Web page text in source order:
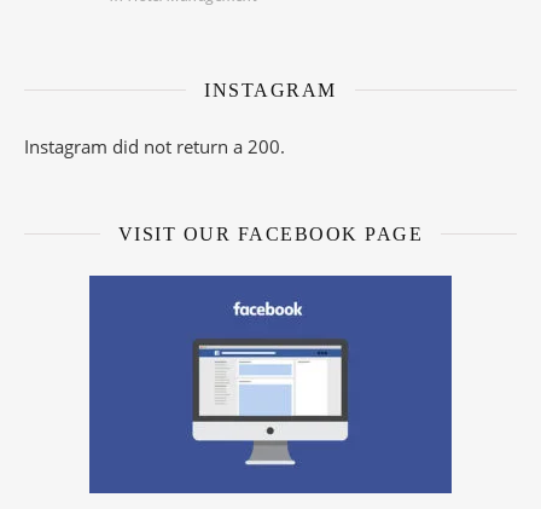
INSTAGRAM
Instagram did not return a 200.
VISIT OUR FACEBOOK PAGE